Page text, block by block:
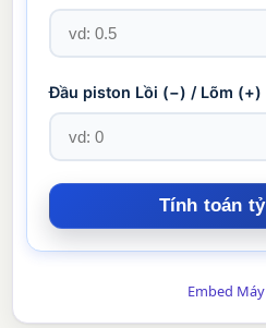
Đầu piston Lồi (−) / Lõm (+)
Embed